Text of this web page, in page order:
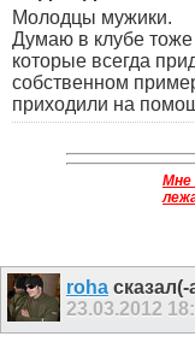
Молодцы мужики.
Думаю в клубе
которые всегда
собственном
приходили на
Мне
roha сказал(-
23.03.2012